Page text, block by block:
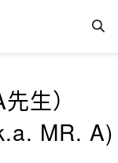
生）
MR. A)